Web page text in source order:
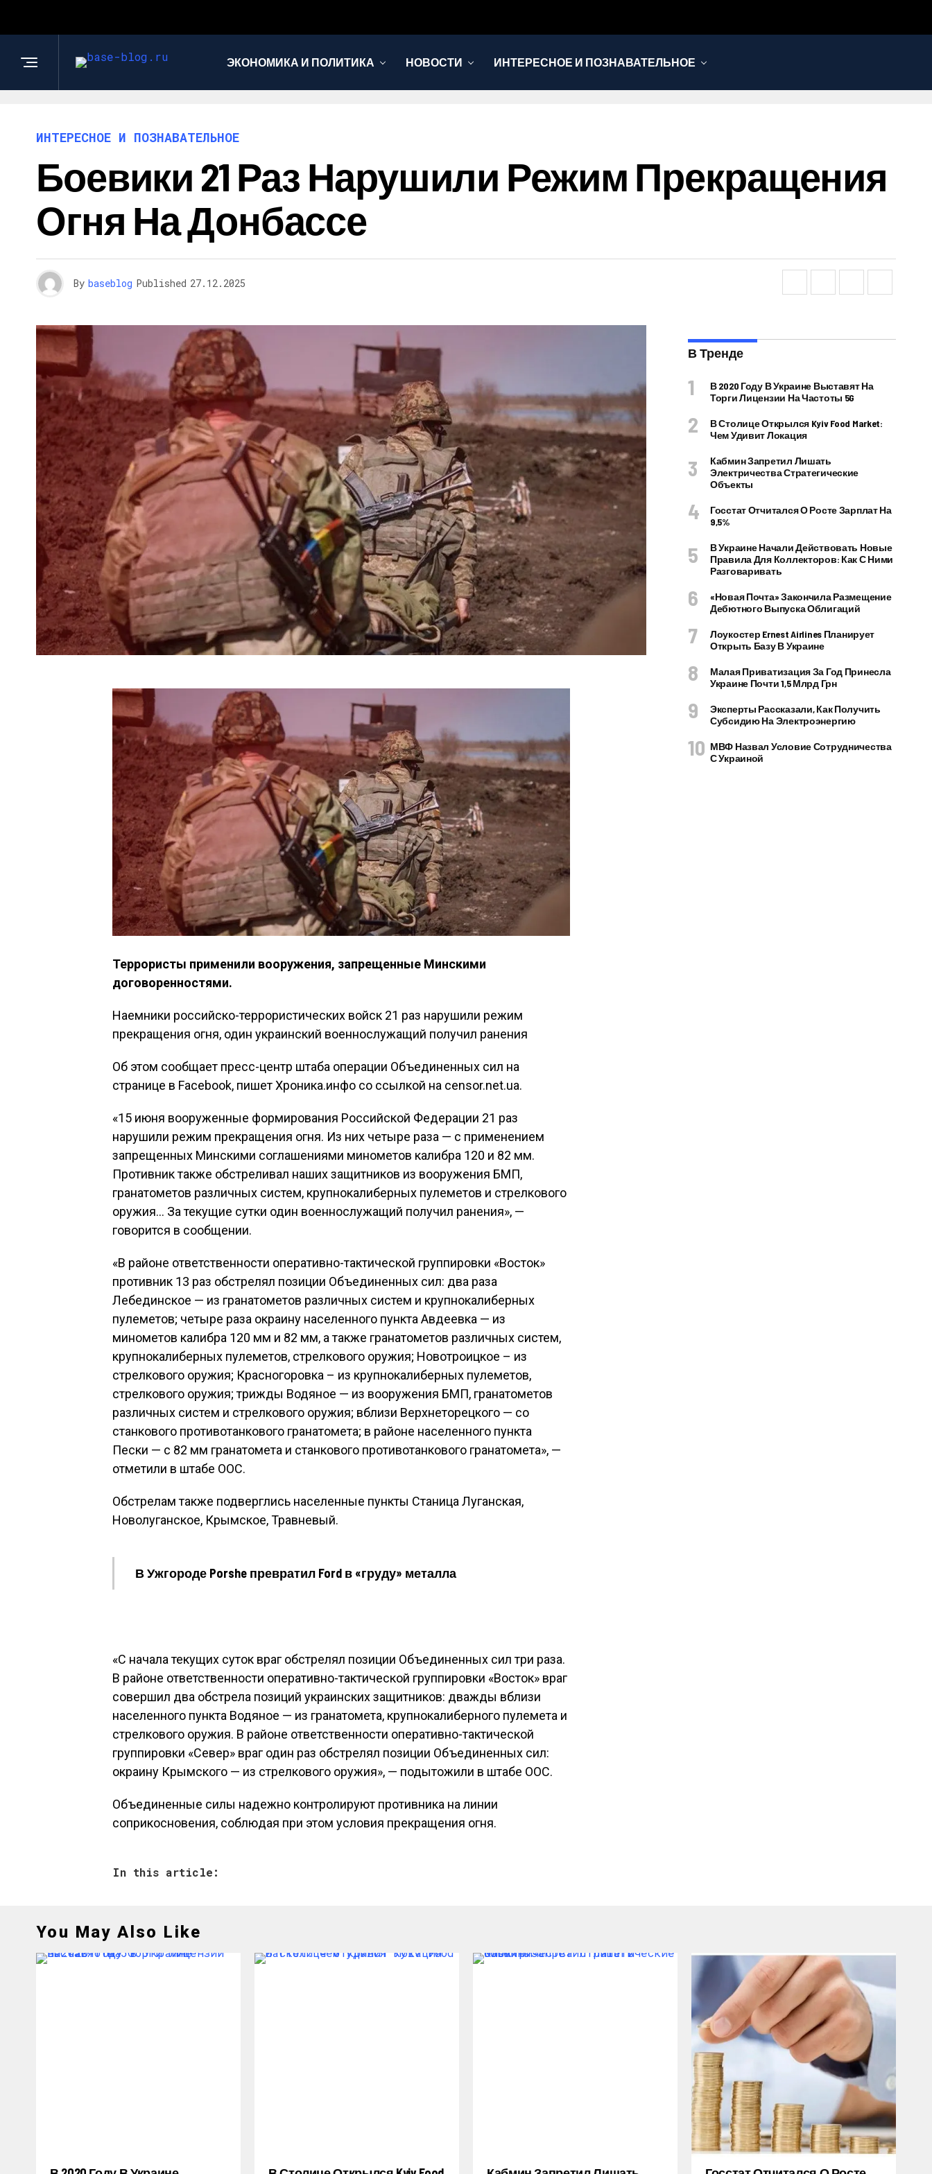
ЭКОНОМИКА И ПОЛИТИКА НОВОСТИ ИНТЕРЕСНОЕ И ПОЗНАВАТЕЛЬНОЕ
ИНТЕРЕСНОЕ И ПОЗНАВАТЕЛЬНОЕ
Боевики 21 Раз Нарушили Режим Прекращения
Огня На Донбассе
By baseblog Published 27.12.2025
Террористы применили вооружения, запрещенные Минскими
договоренностями.
Наемники российско-террористических войск 21 раз нарушили режим
прекращения огня, один украинский военнослужащий получил ранения
Об этом сообщает пресс-центр штаба операции Объединенных сил на
странице в Facebook, пишет Хроника.инфо со ссылкой на censor.net.ua.
«15 июня вооруженные формирования Российской Федерации 21 раз
нарушили режим прекращения огня. Из них четыре раза — с применением
запрещенных Минскими соглашениями минометов калибра 120 и 82 мм.
Противник также обстреливал наших защитников из вооружения БМП,
гранатометов различных систем, крупнокалиберных пулеметов и стрелкового
оружия… За текущие сутки один военнослужащий получил ранения», —
говорится в сообщении.
«В районе ответственности оперативно-тактической группировки «Восток»
противник 13 раз обстрелял позиции Объединенных сил: два раза
Лебединское — из гранатометов различных систем и крупнокалиберных
пулеметов; четыре раза окраину населенного пункта Авдеевка — из
минометов калибра 120 мм и 82 мм, а также гранатометов различных систем,
крупнокалиберных пулеметов, стрелкового оружия; Новотроицкое – из
стрелкового оружия; Красногоровка – из крупнокалиберных пулеметов,
стрелкового оружия; трижды Водяное — из вооружения БМП, гранатометов
различных систем и стрелкового оружия; вблизи Верхнеторецкого — со
станкового противотанкового гранатомета; в районе населенного пункта
Пески — с 82 мм гранатомета и станкового противотанкового гранатомета», —
отметили в штабе ООС.
Обстрелам также подверглись населенные пункты Станица Луганская,
Новолуганское, Крымское, Травневый.
В Ужгороде Porshe превратил Ford в «груду» металла
«С начала текущих суток враг обстрелял позиции Объединенных сил три раза.
В районе ответственности оперативно-тактической группировки «Восток» враг
совершил два обстрела позиций украинских защитников: дважды вблизи
населенного пункта Водяное — из гранатомета, крупнокалиберного пулемета и
стрелкового оружия. В районе ответственности оперативно-тактической
группировки «Север» враг один раз обстрелял позиции Объединенных сил:
окраину Крымского — из стрелкового оружия», — подытожили в штабе ООС.
Объединенные силы надежно контролируют противника на линии
соприкосновения, соблюдая при этом условия прекращения огня.
In this article:
В Тренде
В 2020 Году В Украине Выставят На
Торги Лицензии На Частоты 5G
В Столице Открылся Kyiv Food Market:
Чем Удивит Локация
Кабмин Запретил Лишать
Электричества Стратегические
Объекты
Госстат Отчитался О Росте Зарплат На
9,5%
В Украине Начали Действовать Новые
Правила Для Коллекторов: Как С Ними
Разговаривать
«Новая Почта» Закончила Размещение
Дебютного Выпуска Облигаций
Лоукостер Ernest Airlines Планирует
Открыть Базу В Украине
Малая Приватизация За Год Принесла
Украине Почти 1,5 Млрд Грн
Эксперты Рассказали, Как Получить
Субсидию На Электроэнергию
МВФ Назвал Условие Сотрудничества
С Украиной
You May Also Like